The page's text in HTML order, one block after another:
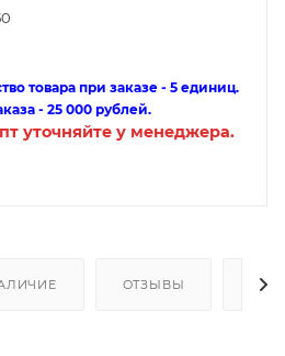
товара при заказе - 5 единиц.
- 25 000 рублей.
уточняйте у менеджера.
ОТЗЫВЫ